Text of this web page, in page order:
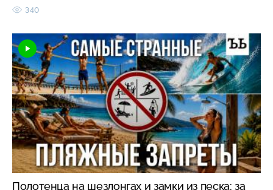
340
Полотенца на шезлонгах и замки из песка: за